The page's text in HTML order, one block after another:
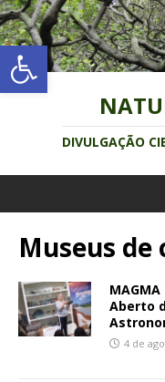
Abrir a
DIVULGAÇÃO
Museus de
Aberto
4 de